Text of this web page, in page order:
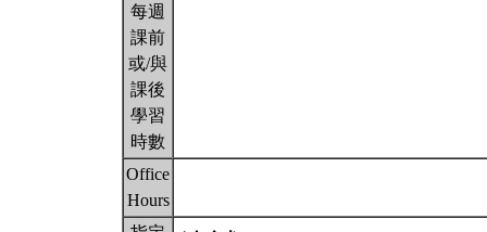
每週
課前
或/與
課後
學習
時數
Office
Hours